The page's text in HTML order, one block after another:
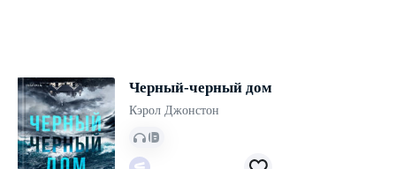
Черный-черный дом
Кэрол Джонстон